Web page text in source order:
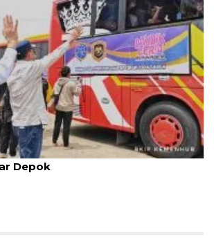
mudik gratis di
Depok